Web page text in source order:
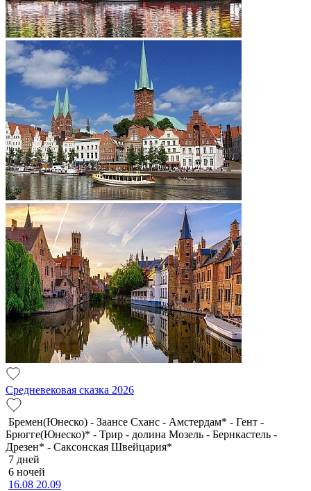
Средневековая сказка 2026
Бремен(Юнеско) - Заансе Сханс - Амстердам* - Гент -
Брюгге(Юнеско)* - Трир - долина Мозель - Бернкастель -
Дрезен* - Саксонская Швейцария*
7 дней
6 ночей
16.08 20.09